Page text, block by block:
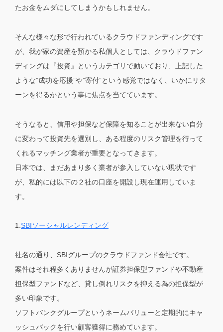
たお金をムダにしてしまうかもしれません。
そんな様々な形で行われているクラウドファンディングです
が、我が家の資産を預かる私個人としては、 クラウドファン
ディングは『投資』
というカテゴリで動いており、上記した
ような”成功を応援”や”寄付”という感覚ではなく、 いかにリタ
ーンを得るかという事に焦点を当てています。
そうなると、信用や担保など保障を知ることが出来ない自分
に変わって投資先を選別し、ある程度のリスク管理を行って
くれるマッチング業者が重要となってきます。
日本では、まだあまり多く業者が参入していない現状です
が、私的には以下の２社の口座を開設し現在運用していま
す。
1.SBIソーシャルレンディング
社名の通り、SBIグループのクラウドファンド会社です。
案件はそれ程多くありませんが証券担保型ファンドや不動産
担保型ファンドなど、貸し倒れリスクを抑える為の担保型が
多い印象です。
ソフトバンクグループというネームバリューと定期的にキャ
ッシュバックを行い顧客獲得に務めています。